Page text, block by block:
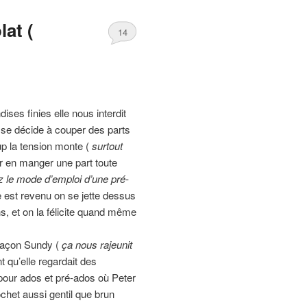
( 14
finies elle nous interdit
décide à couper des parts
la tension monte (surtout
en manger une part toute
mode d’emploi d’une pré-
revenu on se jette dessus
et on la félicite quand même
Sundy (ça nous rajeunit
regardait des
ados et pré-ados où Peter
aussi gentil que brun